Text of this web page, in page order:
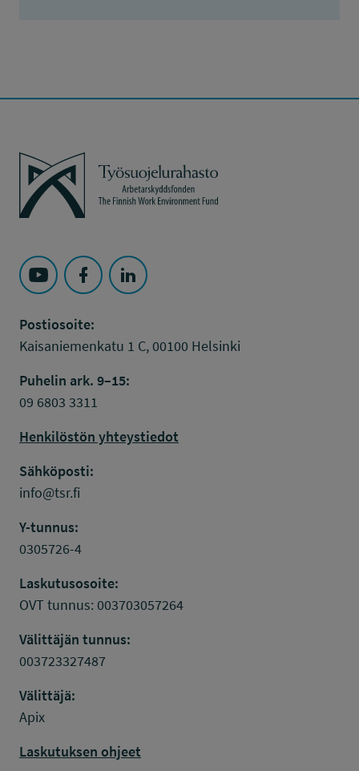
Työsuojelurahasto
Seuraa Työsuojelurahasto kohteessa: YouTube
Seuraa Työsuojelurahasto kohteessa:
Seuraa Työsuojelurahasto kohteessa:
Postiosoite:
Kaisaniemenkatu 1 C, 00100 Helsinki
Puhelin ark. 9–15:
09 6803 3311
Henkilöstön yhteystiedot
Sähköposti:
info@tsr.fi
Y-tunnus:
0305726-4
Laskutusosoite:
OVT tunnus: 003703057264
Välittäjän tunnus:
003723327487
Välittäjä:
Apix
Laskutuksen ohjeet